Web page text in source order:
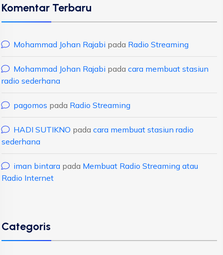
Komentar Terbaru
Mohammad Johan Rajabi pada Radio Streaming
Mohammad Johan Rajabi pada cara membuat stasiun
radio sederhana
pagomos pada Radio Streaming
HADI SUTIKNO pada cara membuat stasiun radio
sederhana
iman bintara pada Membuat Radio Streaming atau
Radio Internet
Categoris